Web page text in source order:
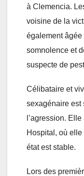
à Clemencia.
voisine de la
également âgée
somnolence et
suspecte de
Célibataire et
sexagénaire est
l’agression.
Hospital, où
état est stable.
Lors des